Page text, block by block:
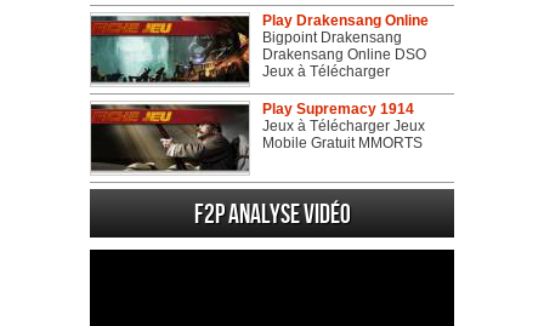
Play Drakensang Online
Bigpoint Drakensang
Drakensang Online DSO
Jeux à Télécharger
Play Supremacy 1914
Jeux à Télécharger Jeux
Mobile Gratuit MMORTS
F2P Analyse vidéo